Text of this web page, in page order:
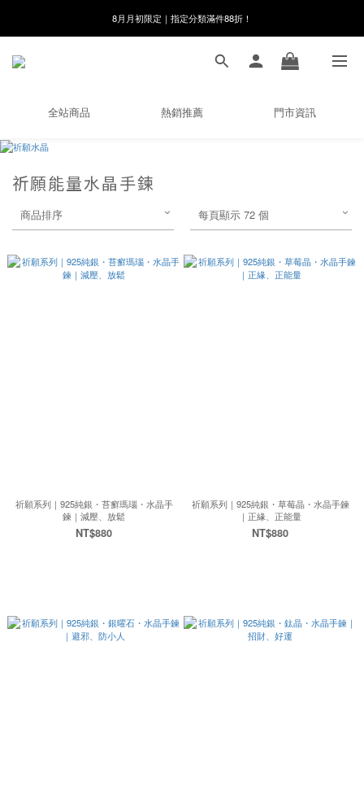
8月月初限定｜指定分類滿件88折！
8月月初限定｜指定分類滿件88折！
線在，好事發生｜祈願新品 第2件享9折
全站商品 熱銷推薦 門市資訊
祈願能量水晶手鍊
商品排序 每頁顯示 72 個
祈願系列｜925純銀・苔癬瑪瑙・水晶手
鍊｜減壓、放鬆
NT$880
祈願系列｜925純銀・草莓晶・水晶手鍊
｜正緣、正能量
NT$880